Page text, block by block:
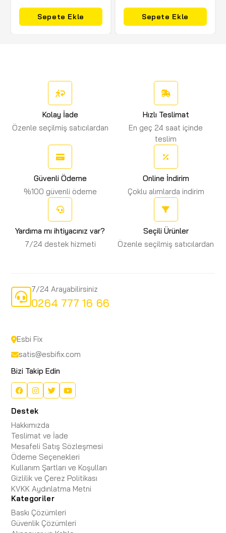
Sepete Ekle Sepete Ekle
Kolay İade
Özenle seçilmiş satıcılardan
Hızlı Teslimat
En geç 24 saat içinde
teslim
Güvenli Ödeme
%100 güvenli ödeme
Online İndirim
Çoklu alımlarda indirim
Yardıma mı ihtiyacınız var?
7/24 destek hizmeti
Seçili Ürünler
Özenle seçilmiş satıcılardan
7/24 Arayabilirsiniz
0264 777 16 66
Esbi Fix
satis@esbifix.com
Bizi Takip Edin
Destek
Hakkımızda
Teslimat ve İade
Mesafeli Satış Sözleşmesi
Ödeme Seçenekleri
Kullanım Şartları ve Koşulları
Gizlilik ve Çerez Politikası
KVKK Aydınlatma Metni
Kategoriler
Baskı Çözümleri
Güvenlik Çözümleri